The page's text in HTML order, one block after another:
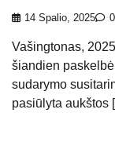
14 Spalio, 2025 0
Vašingtonas,
šiandien
sudarymo
pasiūlyta aukštos